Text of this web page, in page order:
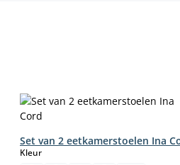
Set van 2 eetkamerstoelen Ina
Kleurselect